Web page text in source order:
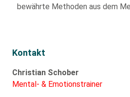
bewährte Methoden aus dem
Kontakt
Christian Schober
Mental- & Emotionstrainer